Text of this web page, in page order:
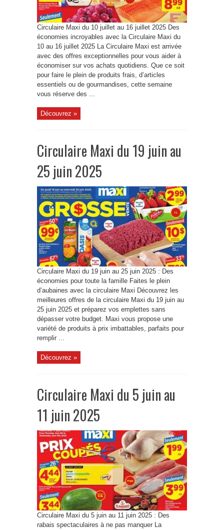
Circulaire Maxi du 10 juillet au 16 juillet 2025 Des
économies incroyables avec la Circulaire Maxi du
10 au 16 juillet 2025 La Circulaire Maxi est arrivée
avec des offres exceptionnelles pour vous aider à
économiser sur vos achats quotidiens. Que ce soit
pour faire le plein de produits frais, d’articles
essentiels ou de gourmandises, cette semaine
vous réserve des ...
Découvrez »
Circulaire Maxi du 19 juin au
25 juin 2025
Circulaire Maxi du 19 juin au 25 juin 2025 : Des
économies pour toute la famille Faites le plein
d’aubaines avec la circulaire Maxi Découvrez les
meilleures offres de la circulaire Maxi du 19 juin au
25 juin 2025 et préparez vos emplettes sans
dépasser votre budget. Maxi vous propose une
variété de produits à prix imbattables, parfaits pour
remplir ...
Découvrez »
Circulaire Maxi du 5 juin au
11 juin 2025
Circulaire Maxi du 5 juin au 11 juin 2025 : Des
rabais spectaculaires à ne pas manquer La